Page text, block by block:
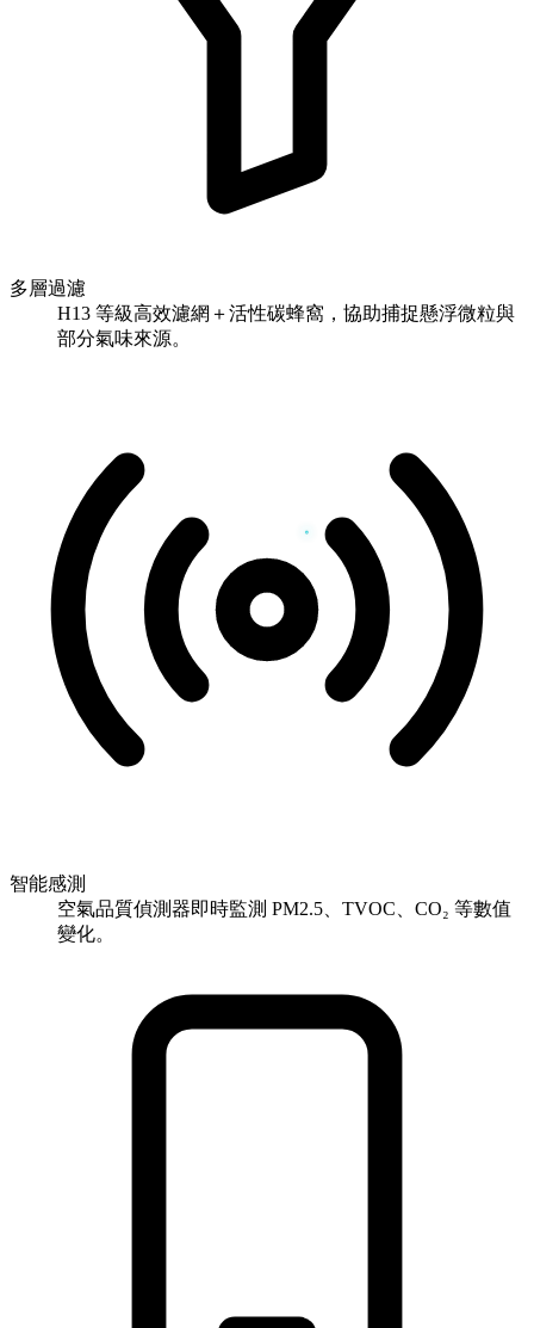
多層過濾
H13 等級高效濾網＋活性碳蜂窩，協助捕捉懸浮微粒與
部分氣味來源。
智能感測
空氣品質偵測器即時監測 PM2.5、TVOC、CO₂ 等數值
變化。